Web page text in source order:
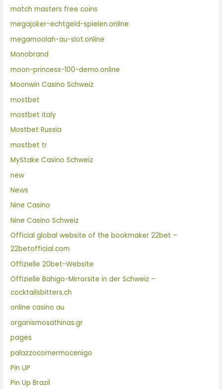
match masters free coins
megajoker-echtgeld-spielen.online
megamoolah-au-slot.online
Monobrand
moon-princess-100-demo.online
Moonwin Casino Schweiz
mostbet
mostbet italy
Mostbet Russia
mostbet tr
MyStake Casino Schweiz
new
News
Nine Casino
Nine Casino Schweiz
Official global website of the bookmaker 22bet –
22betofficial.com
Offizielle 20bet-Website
Offizielle Bahigo-Mirrorsite in der Schweiz –
cocktailsbitters.ch
online casino au
organismosathinas.gr
pages
palazzocornermocenigo
Pin UP
Pin Up Brazil